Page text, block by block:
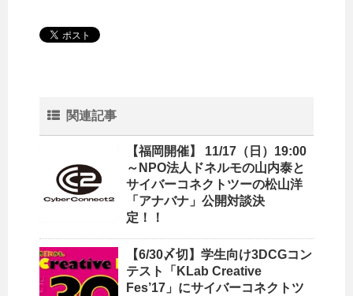
関連記事
【福岡開催】 11/17（日）19:00
～NPO法人ドネルモの山内泰と
サイバーコネクトツーの松山洋
「アナバナ」公開対談決
定！！
【6/30〆切】学生向け3DCGコン
テスト「KLab Creative
Fes’17」にサイバーコネクトツ